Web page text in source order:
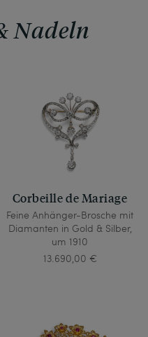
Nadeln
Corbeille de Mariage
Feine Anhänger-Brosche mit
Diamanten in Gold & Silber,
um 1910
13.690,00 €